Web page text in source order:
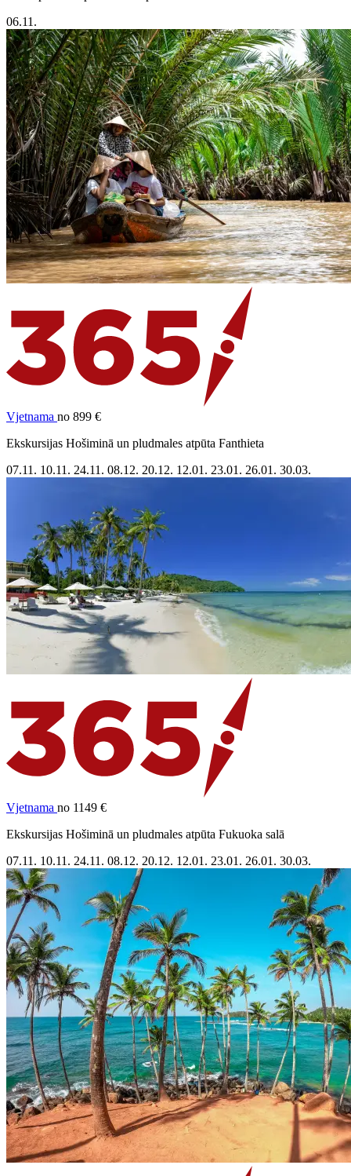
06.11.
Vjetnama no 899 €
Ekskursijas Hošiminā un pludmales atpūta Fanthieta
07.11. 10.11. 24.11. 08.12. 20.12. 12.01. 23.01. 26.01. 30.03.
Vjetnama no 1149 €
Ekskursijas Hošiminā un pludmales atpūta Fukuoka salā
07.11. 10.11. 24.11. 08.12. 20.12. 12.01. 23.01. 26.01. 30.03.